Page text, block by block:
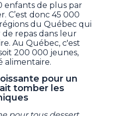
enfants de plus par
C’est donc 45 000
du Québec qui
repas dans leur
Au Québec, c'est
200 000 jeunes,
alimentaire.
pour un
tomber les